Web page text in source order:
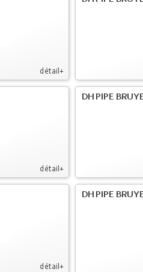
détail+
détail+
DH PIPE
détail+
DH PIPE